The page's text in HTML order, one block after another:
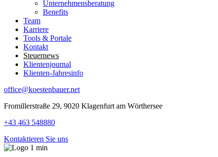
Unternehmensberatung
Benefits
Team
Karriere
Tools & Portale
Kontakt
Steuernews
Klientenjournal
Klienten-Jahresinfo
office@koestenbauer.net
Fromillerstraße 29, 9020 Klagenfurt am Wörthersee
+43 463 548880
Kontaktieren Sie uns